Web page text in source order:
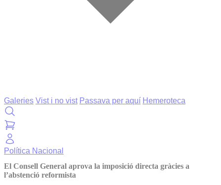
Galeries Vist i no vist Passava per aquí Hemeroteca
Política Nacional
El Consell General aprova la imposició directa gràcies a
l’abstenció reformista